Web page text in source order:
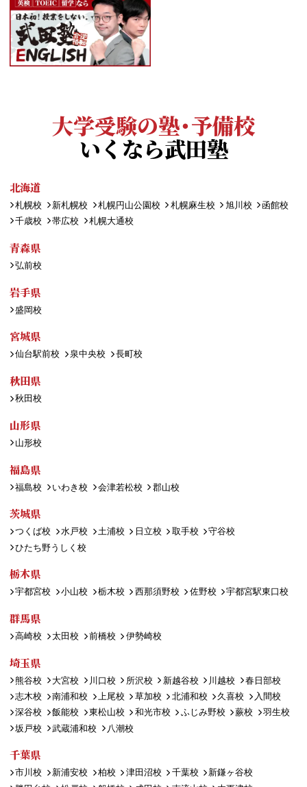
大学受験の塾・予備校
いくなら武田塾
北海道
札幌校 新札幌校 札幌円山公園校 札幌麻生校 旭川校
函館校
千歳校
帯広校 札幌大通校
青森県
弘前校
岩手県
盛岡校
宮城県
仙台駅前校 泉中央校 長町校
秋田県
秋田校
山形県
山形校
福島県
福島校 いわき校 会津若松校 郡山校
茨城県
つくば校 水戸校 土浦校 日立校 取手校
守谷校
ひたち野うしく校
栃木県
宇都宮校 小山校 栃木校 西那須野校 佐野校 宇都宮駅東口校
群馬県
高崎校 太田校 前橋校 伊勢崎校
埼玉県
熊谷校 大宮校 川口校 所沢校 新越谷校 川越校
春日部校
志木校
南浦和校 上尾校 草加校 北浦和校 久喜校
入間校
深谷校
飯能校 東松山校 和光市校 ふじみ野校 蕨校
羽生校
坂戸校
武蔵浦和校 八潮校
千葉県
市川校 新浦安校 柏校 津田沼校 千葉校
新鎌ヶ谷校